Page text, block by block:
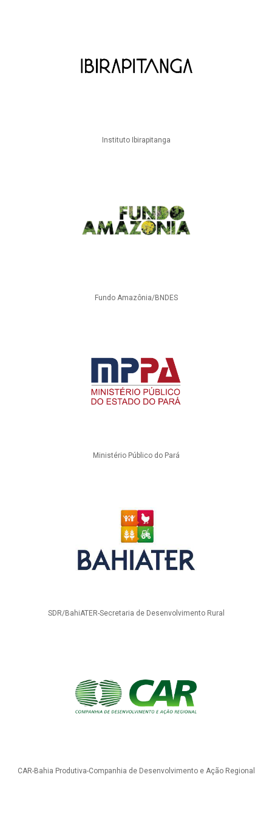
Instituto Ibirapitanga
Fundo Amazônia/BNDES
Ministério Público do Pará
SDR/BahiATER-Secretaria de Desenvolvimento Rural
CAR-Bahia Produtiva-Companhia de Desenvolvimento e Ação Regional